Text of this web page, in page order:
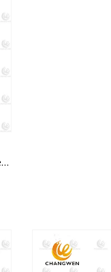
Czajnik do wody z patynowanej na czarno stali nierdzewnej CW-T048-A